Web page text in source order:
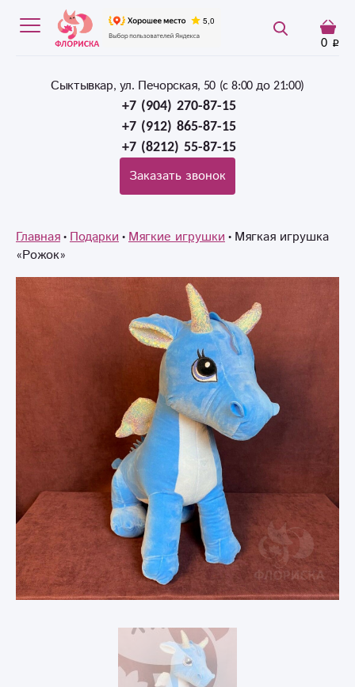
0
Сыктывкар, ул. Печорская, 50 (c 8:00 до 21:00)
+7 (904) 270-87-15
+7 (912) 865-87-15
+7 (8212) 55-87-15
Заказать звонок
Главная Подарки Мягкие игрушки Мягкая игрушка
«Рожок»